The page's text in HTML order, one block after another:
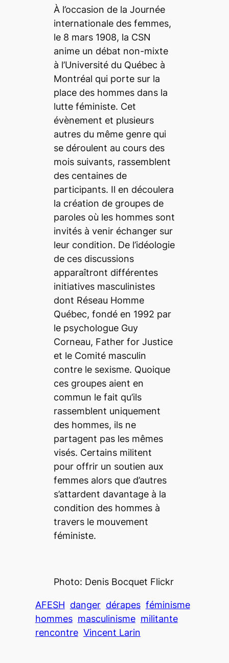
À l’occasion de la Journée
internationale des femmes,
le 8 mars 1908, la CSN
anime un débat non-mixte
à l’Université du Québec à
Montréal qui porte sur la
place des hommes dans la
lutte féministe. Cet
évènement et plusieurs
autres du même genre qui
se déroulent au cours des
mois suivants, rassemblent
des centaines de
participants. Il en découlera
la création de groupes de
paroles où les hommes sont
invités à venir échanger sur
leur condition. De l’idéologie
de ces discussions
apparaîtront différentes
initiatives masculinistes
dont Réseau Homme
Québec, fondé en 1992 par
le psychologue Guy
Corneau, Father for Justice
et le Comité masculin
contre le sexisme. Quoique
ces groupes aient en
commun le fait qu’ils
rassemblent uniquement
des hommes, ils ne
partagent pas les mêmes
visés. Certains militent
pour offrir un soutien aux
femmes alors que d’autres
s’attardent davantage à la
condition des hommes à
travers le mouvement
féministe.
Photo: Denis Bocquet Flickr
AFESH danger dérapes féminisme
hommes masculinisme militante
rencontre Vincent Larin